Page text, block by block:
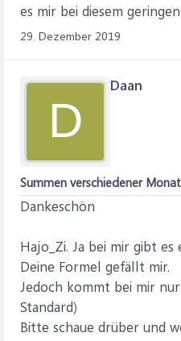
es mir bei diesem
29. Dezember 2019
D
Daan
Summen verschiedener
Dankeschön
Hajo_Zi. Ja bei mir gibt es
Deine Formel gefällt mir.
Jedoch kommt bei mir
Standard)
Bitte schaue drüber und